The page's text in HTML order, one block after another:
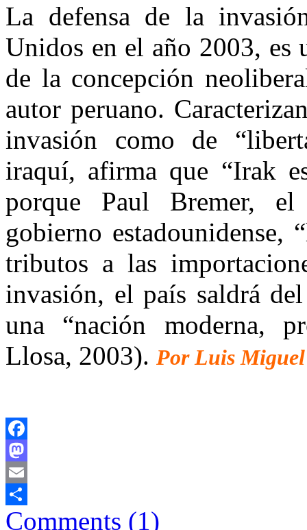
La defensa de la
Unidos en el año 2003, es
de la concepción
autor peruano.
invasión como de
iraquí, afirma que “Irak
porque Paul Bremer,
gobierno estadounidense,
tributos a las
invasión, el país saldrá
una “nación moderna,
Llosa, 2003). Por Luis
Facebook
Mastodon
Email
Comparteix
Comments (1)